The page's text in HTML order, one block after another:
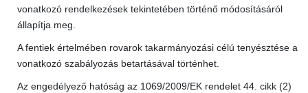
vonatkozó rendelkezések tekintetében történő módosításáról
állapítja meg.
A fentiek értelmében rovarok takarmányozási célú tenyésztése a
vonatkozó szabályozás betartásával történhet.
Az engedélyező hatóság az 1069/2009/EK rendelet 44. cikk (2)